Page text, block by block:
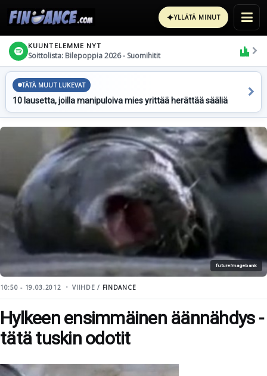
✦YLLÄTÄ MINUT
KUUNTELEMME NYT
Soittolista: Bilepoppia 2026 - Suomihitit
TÄTÄ MUUT LUKEVAT
10 lausetta, joilla manipuloiva mies yrittää herättää sääliä
futureimagebank
10:50 - 19.03.2012 VIIHDE / FINDANCE
Hylkeen ensimmäinen äännähdys -
tätä tuskin odotit